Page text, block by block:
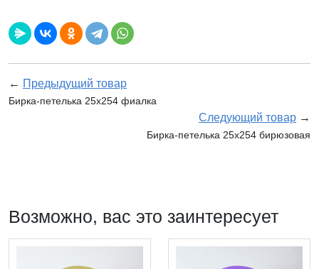
← Предыдущий товар
Бирка-петелька 25х254 фиалка
Следующий товар →
Бирка-петелька 25х254 бирюзовая
Возможно, вас это заинтересует